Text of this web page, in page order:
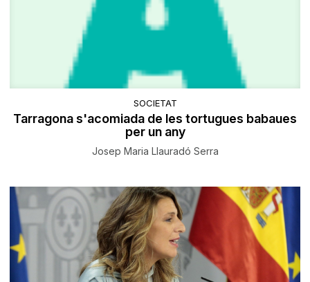
SOCIETAT
Tarragona s'acomiada de les tortugues babaues
per un any
Josep Maria Llauradó Serra